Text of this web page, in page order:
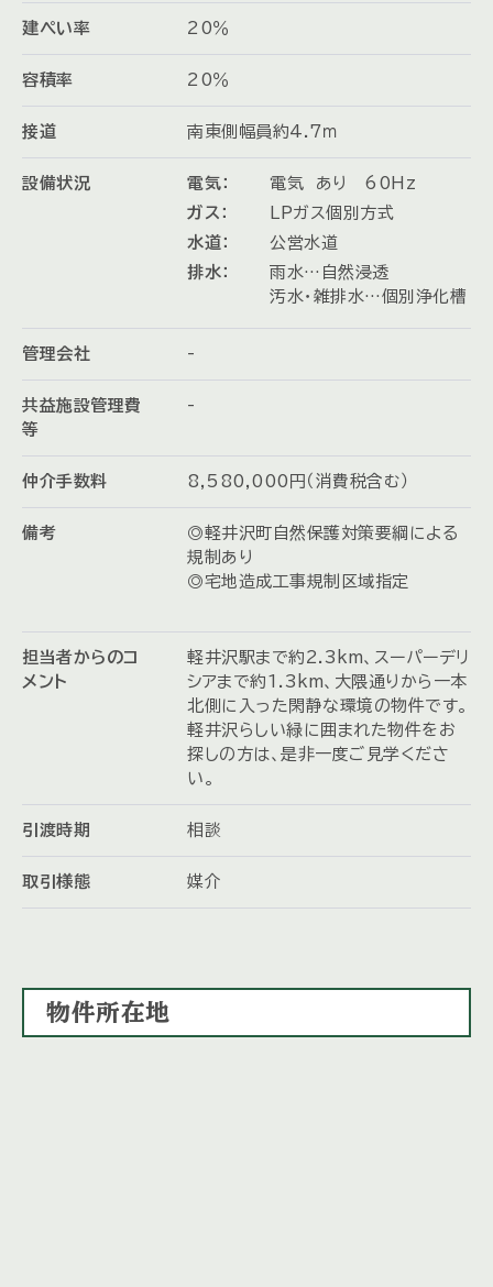
建ぺい率 20％
容積率 20％
接道 南東側幅員約4.7ｍ
設備状況 電気：
電気 あり 60Hz
ガス：
LPガス個別方式
水道：
公営水道
排水：
雨水…自然浸透
汚水・雑排水…個別浄化槽
管理会社 -
共益施設管理費
等
-
仲介手数料 8,580,000円（消費税含む）
備考
◎軽井沢町自然保護対策要綱による
規制あり
◎宅地造成工事規制区域指定
担当者からのコ
メント
軽井沢駅まで約2.3km、スーパーデリ
シアまで約1.3km、大隈通りから一本
北側に入った閑静な環境の物件です。
軽井沢らしい緑に囲まれた物件をお
探しの方は、是非一度ご見学くださ
い。
引渡時期 相談
取引様態 媒介
物件所在地